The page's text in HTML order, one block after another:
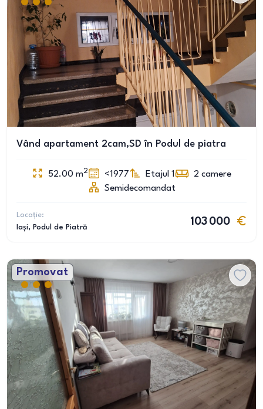
Vând apartament 2cam,SD în Podul de piatra
52.00 m2 <1977 Etajul 1 2 camere
Semidecomandat
Locație:
Iași, Podul de Piatră
103 000
Promovat